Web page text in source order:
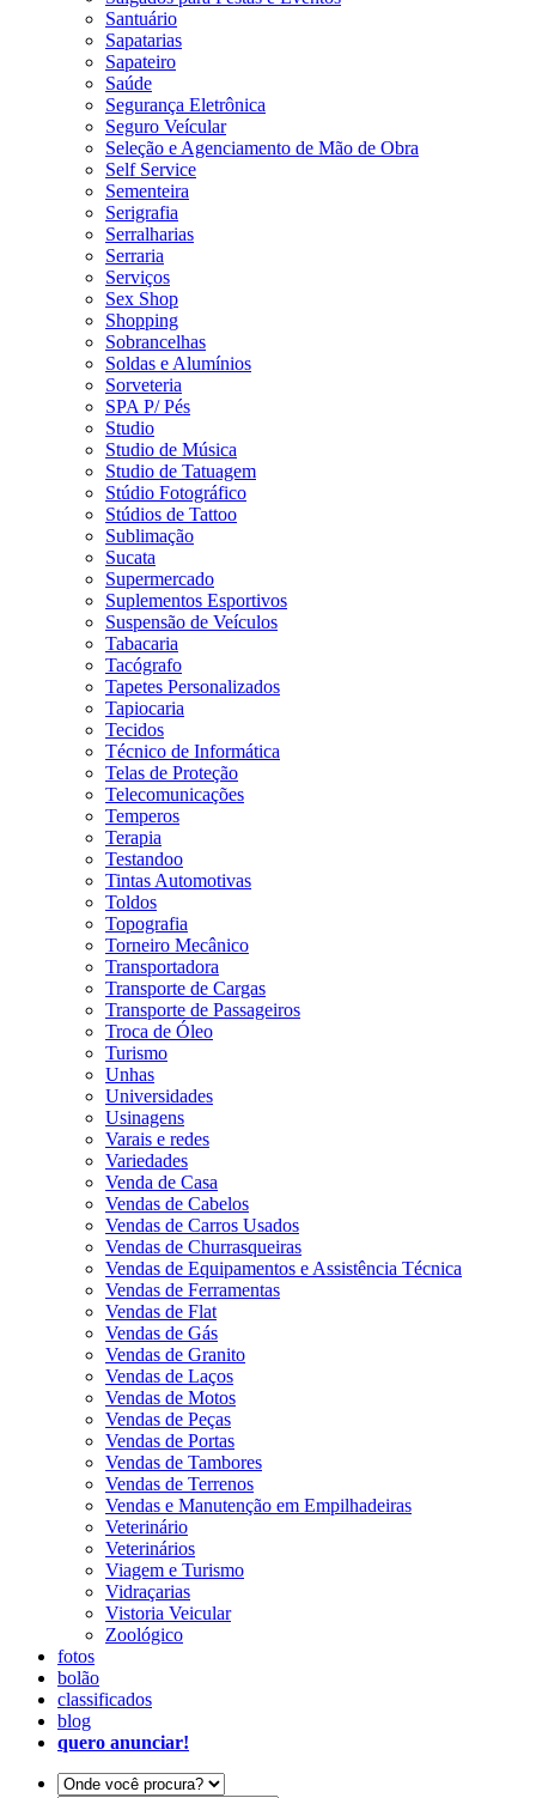
Santuário
Sapatarias
Sapateiro
Saúde
Segurança Eletrônica
Seguro Veícular
Seleção e Agenciamento de Mão de Obra
Self Service
Sementeira
Serigrafia
Serralharias
Serraria
Serviços
Sex Shop
Shopping
Sobrancelhas
Soldas e Alumínios
Sorveteria
SPA P/ Pés
Studio
Studio de Música
Studio de Tatuagem
Stúdio Fotográfico
Stúdios de Tattoo
Sublimação
Sucata
Supermercado
Suplementos Esportivos
Suspensão de Veículos
Tabacaria
Tacógrafo
Tapetes Personalizados
Tapiocaria
Tecidos
Técnico de Informática
Telas de Proteção
Telecomunicações
Temperos
Terapia
Testandoo
Tintas Automotivas
Toldos
Topografia
Torneiro Mecânico
Transportadora
Transporte de Cargas
Transporte de Passageiros
Troca de Óleo
Turismo
Unhas
Universidades
Usinagens
Varais e redes
Variedades
Venda de Casa
Vendas de Cabelos
Vendas de Carros Usados
Vendas de Churrasqueiras
Vendas de Equipamentos e Assistência Técnica
Vendas de Ferramentas
Vendas de Flat
Vendas de Gás
Vendas de Granito
Vendas de Laços
Vendas de Motos
Vendas de Peças
Vendas de Portas
Vendas de Tambores
Vendas de Terrenos
Vendas e Manutenção em Empilhadeiras
Veterinário
Veterinários
Viagem e Turismo
Vidraçarias
Vistoria Veicular
Zoológico
fotos
bolão
classificados
blog
quero anunciar!